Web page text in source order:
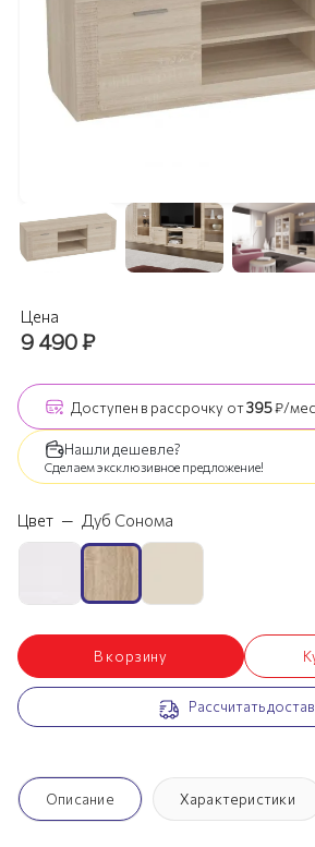
Цена
9 490₽
Доступен в рассрочку от395₽/мес
Нашли дешевле?
Сделаем эксклюзивное предложение!
Цвет — Дуб Сонома
В корзину
Рассчитать
Описание Характеристики